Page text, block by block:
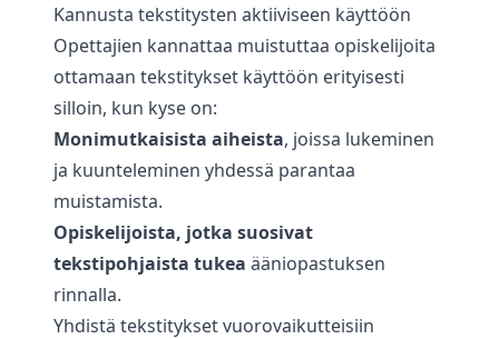
Kannusta tekstitysten aktiiviseen käyttöön
Opettajien kannattaa muistuttaa opiskelijoita
ottamaan tekstitykset käyttöön erityisesti
silloin, kun kyse on:
Monimutkaisista aiheista, joissa lukeminen
ja kuunteleminen yhdessä parantaa
muistamista.
Opiskelijoista, jotka suosivat
tekstipohjaista tukea ääniopastuksen
rinnalla.
Yhdistä tekstitykset vuorovaikutteisiin